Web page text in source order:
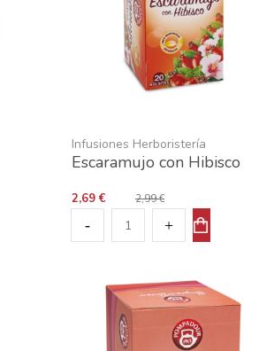
Infusiones Herboristería
Escaramujo con Hibisco
2,69 € 2,99 €